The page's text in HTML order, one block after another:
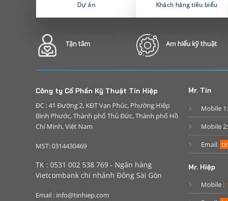
Dự án Khách hàng tiêu biểu
Tận tâm Am hiểu kỹ thuật
Công ty Cổ Phần Kỹ Thuật Tín Hiệp
ĐC : 41 Đường 2, KĐT Vạn Phúc, Phường Hiệp
Bình Phước, Thành phố Thủ Đức, Thành phố Hồ
Chí Minh, Việt Nam
MST: 0314430469
TK : 0531 002 538 769 - Ngân hàng
Vietcombank chi nhánh Đông Sài Gòn
Email : info@tinhiep.com
Mr. Tín
Mobile
Mobile
Email:
Mr. Hiệp
Mobile :